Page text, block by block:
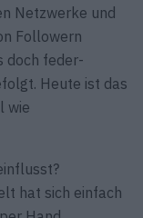
Netzwerke und
Followern
doch feder-
Heute ist das
wie
hat sich einfach